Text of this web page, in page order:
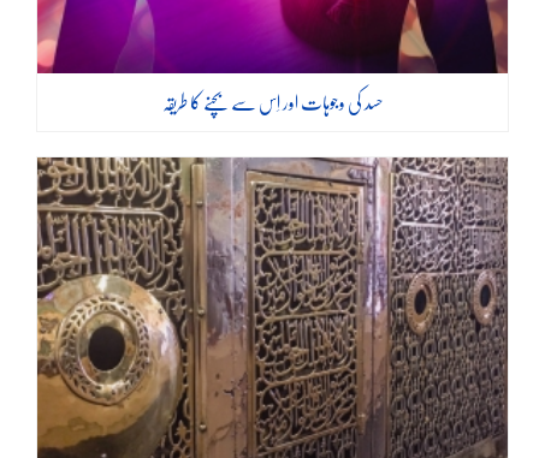
حسد کی وجوہات اور اِس سے بچنے کا طریقہ